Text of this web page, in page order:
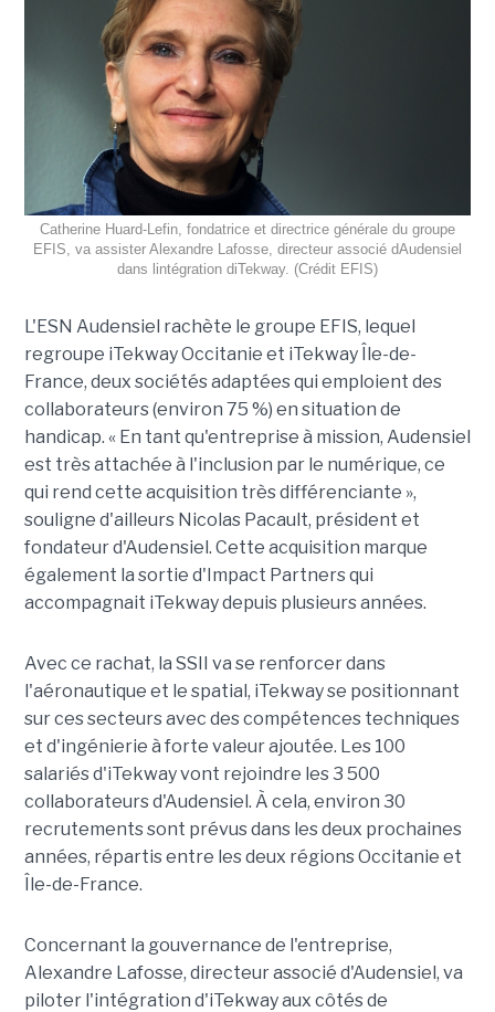
Catherine Huard-Lefin, fondatrice et directrice générale du groupe
EFIS, va assister Alexandre Lafosse, directeur associé dAudensiel
dans lintégration diTekway. (Crédit EFIS)
L'ESN Audensiel rachète le groupe EFIS, lequel
regroupe iTekway Occitanie et iTekway Île-de-
France, deux sociétés adaptées qui emploient des
collaborateurs (environ 75 %) en situation de
handicap. « En tant qu'entreprise à mission, Audensiel
est très attachée à l'inclusion par le numérique, ce
qui rend cette acquisition très différenciante »,
souligne d'ailleurs Nicolas Pacault, président et
fondateur d'Audensiel. Cette acquisition marque
également la sortie d'Impact Partners qui
accompagnait iTekway depuis plusieurs années.
Avec ce rachat, la SSII va se renforcer dans
l'aéronautique et le spatial, iTekway se positionnant
sur ces secteurs avec des compétences techniques
et d'ingénierie à forte valeur ajoutée. Les 100
salariés d'iTekway vont rejoindre les 3 500
collaborateurs d'Audensiel. À cela, environ 30
recrutements sont prévus dans les deux prochaines
années, répartis entre les deux régions Occitanie et
Île-de-France.
Concernant la gouvernance de l'entreprise,
Alexandre Lafosse, directeur associé d'Audensiel, va
piloter l'intégration d'iTekway aux côtés de